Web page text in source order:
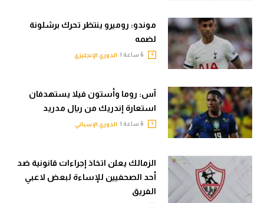
موندو: روميرو ينتظر تحرك برشلونة
لضمه
الدوري الإنجليزي
آس: روما وأستون فيلا يستهدفان
استعارة إندريك من ريال مدريد
الدوري الإسباني
الزمالك يعلن اتخاذ إجراءات قانونية ضد
أحد الصحفيين للإساءة لبعض لاعبي
الفريق